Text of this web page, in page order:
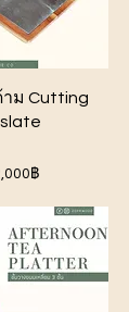
วน
าม Cutting
฿